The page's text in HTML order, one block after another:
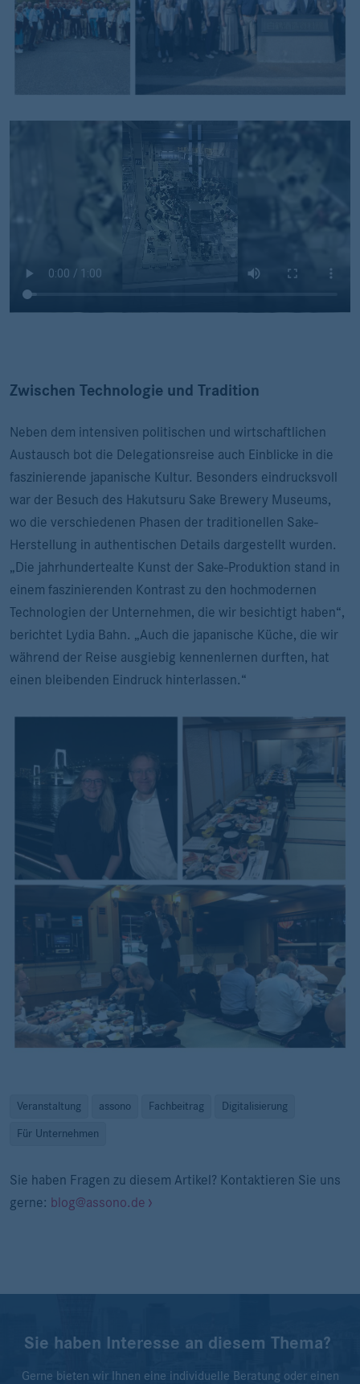
Zwischen Technologie und Tradition
Neben dem intensiven politischen und wirtschaftlichen
Austausch bot die Delegationsreise auch Einblicke in die
faszinierende japanische Kultur. Besonders eindrucksvoll
war der Besuch des Hakutsuru Sake Brewery Museums,
wo die verschiedenen Phasen der traditionellen Sake-
Herstellung in authentischen Details dargestellt wurden.
„Die jahrhundertealte Kunst der Sake-Produktion stand in
einem faszinierenden Kontrast zu den hochmodernen
Technologien der Unternehmen, die wir besichtigt haben“,
berichtet Lydia Bahn. „Auch die japanische Küche, die wir
während der Reise ausgiebig kennenlernen durften, hat
einen bleibenden Eindruck hinterlassen.“
Veranstaltung assono Fachbeitrag Digitalisierung
Für Unternehmen
Sie haben Fragen zu diesem Artikel? Kontaktieren Sie uns
gerne: blog@assono.de
Sie haben Interesse an diesem Thema?
Gerne bieten wir Ihnen eine individuelle Beratung oder einen